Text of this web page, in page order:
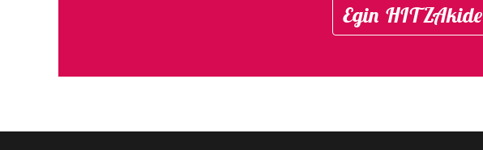
Egin HITZAkide